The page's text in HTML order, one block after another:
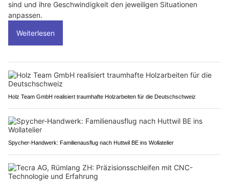
sind und ihre Geschwindigkeit den jeweiligen Situationen
anpassen.
Weiterlesen
Holz Team GmbH realisiert traumhafte Holzarbeiten für die Deutschschweiz
Spycher-Handwerk: Familienausflug nach Huttwil BE ins Wollatelier